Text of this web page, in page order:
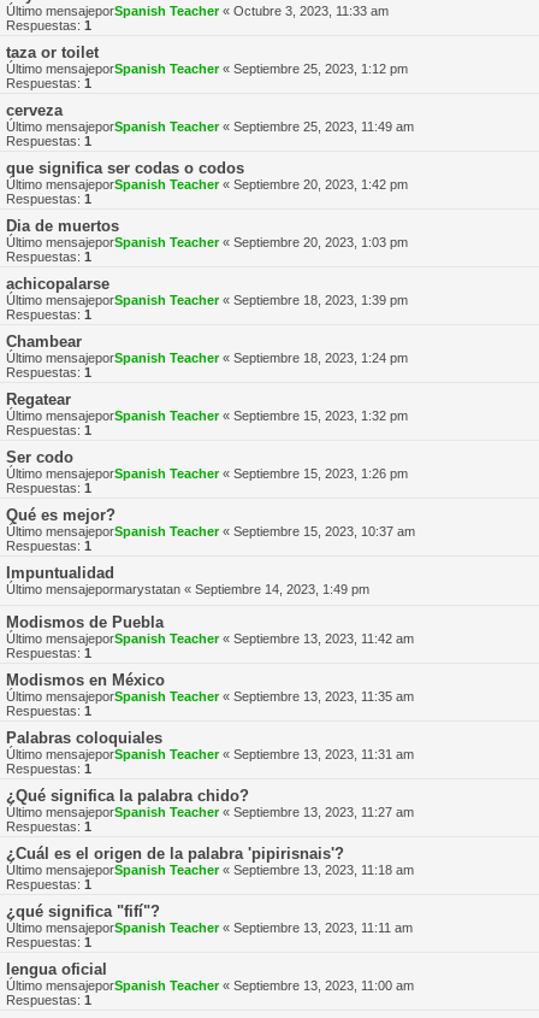
Último mensajeporSpanish Teacher« Octubre 3, 2023, 11:33 am
Respuestas: 1
taza or toilet
Último mensajeporSpanish Teacher« Septiembre 25, 2023, 1:12 pm
Respuestas: 1
cerveza
Último mensajeporSpanish Teacher« Septiembre 25, 2023, 11:49 am
Respuestas: 1
que significa ser codas o codos
Último mensajeporSpanish Teacher« Septiembre 20, 2023, 1:42 pm
Respuestas: 1
Dia de muertos
Último mensajeporSpanish Teacher« Septiembre 20, 2023, 1:03 pm
Respuestas: 1
achicopalarse
Último mensajeporSpanish Teacher« Septiembre 18, 2023, 1:39 pm
Respuestas: 1
Chambear
Último mensajeporSpanish Teacher« Septiembre 18, 2023, 1:24 pm
Respuestas: 1
Regatear
Último mensajeporSpanish Teacher« Septiembre 15, 2023, 1:32 pm
Respuestas: 1
Ser codo
Último mensajeporSpanish Teacher« Septiembre 15, 2023, 1:26 pm
Respuestas: 1
Qué es mejor?
Último mensajeporSpanish Teacher« Septiembre 15, 2023, 10:37 am
Respuestas: 1
Impuntualidad
Último mensajepormarystatan « Septiembre 14, 2023, 1:49 pm
Modismos de Puebla
Último mensajeporSpanish Teacher« Septiembre 13, 2023, 11:42 am
Respuestas: 1
Modismos en México
Último mensajeporSpanish Teacher« Septiembre 13, 2023, 11:35 am
Respuestas: 1
Palabras coloquiales
Último mensajeporSpanish Teacher« Septiembre 13, 2023, 11:31 am
Respuestas: 1
¿Qué significa la palabra chido?
Último mensajeporSpanish Teacher« Septiembre 13, 2023, 11:27 am
Respuestas: 1
¿Cuál es el origen de la palabra 'pipirisnais'?
Último mensajeporSpanish Teacher« Septiembre 13, 2023, 11:18 am
Respuestas: 1
¿qué significa "fifí"?
Último mensajeporSpanish Teacher« Septiembre 13, 2023, 11:11 am
Respuestas: 1
lengua oficial
Último mensajeporSpanish Teacher« Septiembre 13, 2023, 11:00 am
Respuestas: 1